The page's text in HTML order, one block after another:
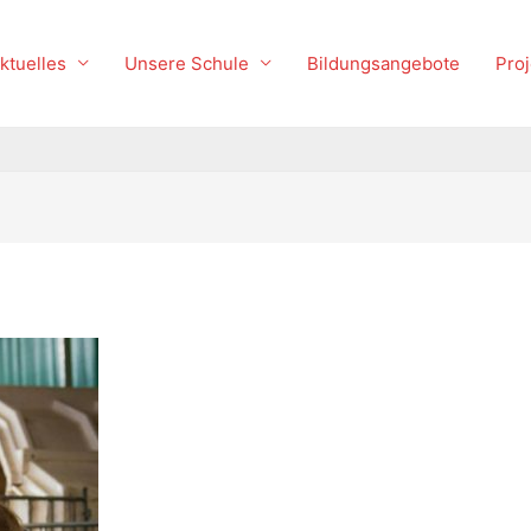
Unsere Schule Bildungsangebote